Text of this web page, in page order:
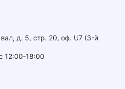
д. 5, стр. 20, оф. U7 (3-й
12:00-18:00